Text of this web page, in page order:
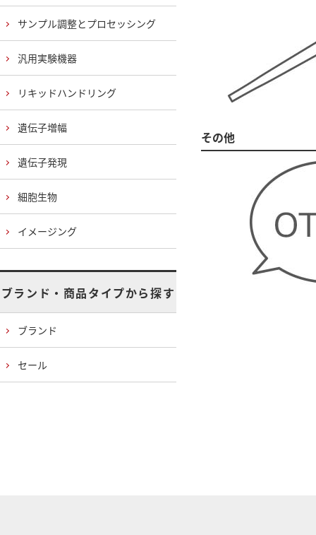
その他
サンプル調整とプロセッシング
汎用実験機器
リキッドハンドリング
遺伝子増幅
遺伝子発現
細胞生物
イメージング
ブランド・商品タイプから探す
ブランド
セール